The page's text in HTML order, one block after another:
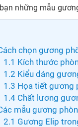
những mẫu
chọn gương
1.1 Kích thước
1.2 Kiểu dáng
1.3 Họa tiết gương
1.4Chất lương
mẫu gương
2.1 Gương Elip